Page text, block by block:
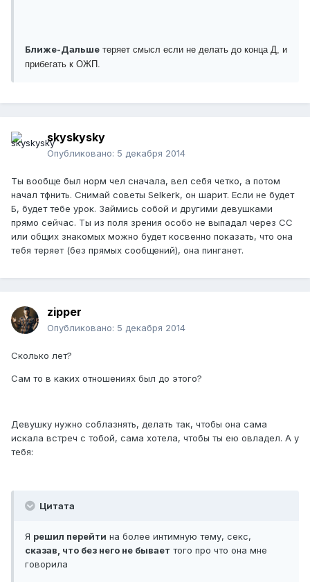
Ближе-Дальше теряет смысл если не делать до конца Д, и
прибегать к ОЖП.
skyskysky
Опубликовано: 5 декабря 2014
Ты вообще был норм чел сначала, вел себя четко, а потом
начал тфнить. Снимай советы Selkerk, он шарит. Если не будет
Б, будет тебе урок. Займись собой и другими девушками
прямо сейчас. Ты из поля зрения особо не выпадал через СС
или общих знакомых можно будет косвенно показать, что она
тебя теряет (без прямых сообщений), она пинганет.
zipper
Опубликовано: 5 декабря 2014
Сколько лет?
Сам то в каких отношениях был до этого?
Девушку нужно соблазнять, делать так, чтобы она сама
искала встреч с тобой, сама хотела, чтобы ты ею овладел. А у
тебя:
Цитата
Я решил перейти на более интимную тему, секс,
сказав, что без него не бывает того про что она мне
говорила